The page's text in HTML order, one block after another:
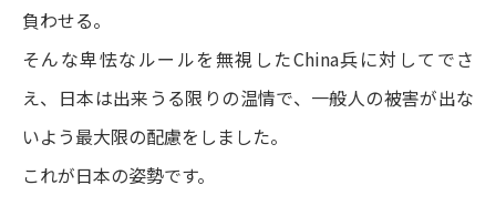
負わせる。
そんな卑怯なルールを無視したChina兵に対してでさ
え、日本は出来うる限りの温情で、一般人の被害が出な
いよう最大限の配慮をしました。
これが日本の姿勢です。